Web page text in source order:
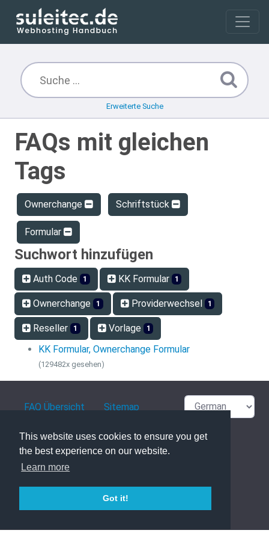
This website uses cookies to ensure you get
the best experience on our website.
Learn more
Got it!
Erweiterte Suche
FAQs mit gleichen
Tags
Ownerchange Schriftstück
Formular
Suchwort hinzufügen
Auth Code 1 KK Formular 1
Ownerchange 1 Providerwechsel 1
Reseller 1 Vorlage 1
KK Formular, Ownerchange Formular
(129482x gesehen)
FAQ Übersicht Sitemap
Glossar Kontakt
Datenschutzerklärung
powered with ❤️ and ☕️ byphpMyFAQ3.1.8